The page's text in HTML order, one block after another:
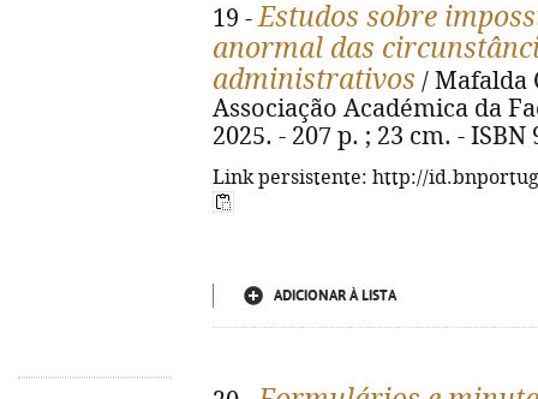
19 -Estudos sobre
anormal das
administrativos / Mafalda
Associação Académica da
2025. - 207 p. ; 23 cm. - ISBN
Link persistente: http://
ADICIONAR À LISTA